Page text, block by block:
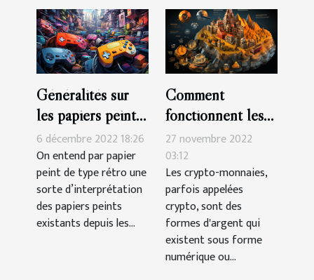
Généralités sur
les papiers peints
de type rétro
6 décembre 2022 18:26
On entend par papier
peint de type rétro une
sorte d’interprétation
des papiers peints
existants depuis les...
Comment
fonctionnent les
crypto-monnaies ?
27 novembre 2022
03:12
Les crypto-monnaies,
parfois appelées
crypto, sont des
formes d'argent qui
existent sous forme
numérique ou...